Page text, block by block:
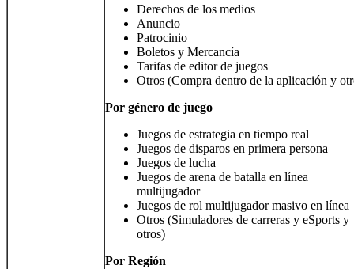
Derechos de los medios
Anuncio
Patrocinio
Boletos y Mercancía
Tarifas de editor de juegos
Otros (Compra dentro de la aplicación y
Por género de juego
Juegos de estrategia en tiempo real
Juegos de disparos en primera persona
Juegos de lucha
Juegos de arena de batalla en línea
multijugador
Juegos de rol multijugador masivo en línea
Otros (Simuladores de carreras y eSports y
otros)
Por Región